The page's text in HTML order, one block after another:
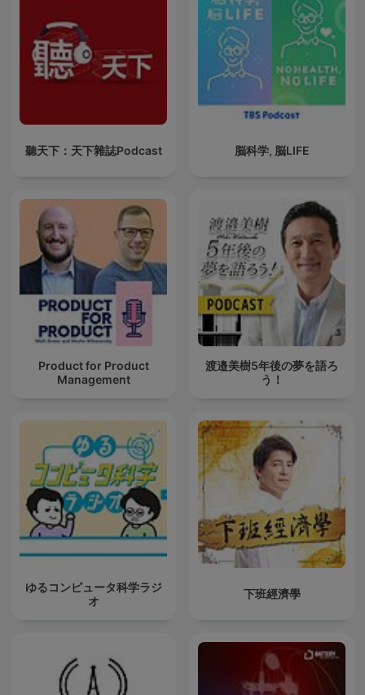
聽天下：天下雜誌Podcast 脳科学, 脳LIFE
Product for Product
Management
渡邉美樹5年後の夢を語ろ
う！
ゆるコンピュータ科学ラジ
オ
下班經濟學